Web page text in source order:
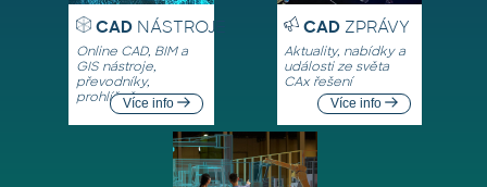
CADNÁSTROJE
Online CAD, BIM a
GIS nástroje,
převodníky,
prohlížečeVíce info
CADZPRÁVY
Aktuality, nabídky a
události ze světa
CAx řešení
Více info